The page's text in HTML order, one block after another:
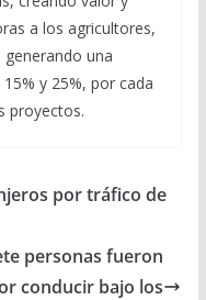
a los agricultores,
una
y 25%, por cada
proyectos.
por tráfico de
personas fueron
conducir bajo los